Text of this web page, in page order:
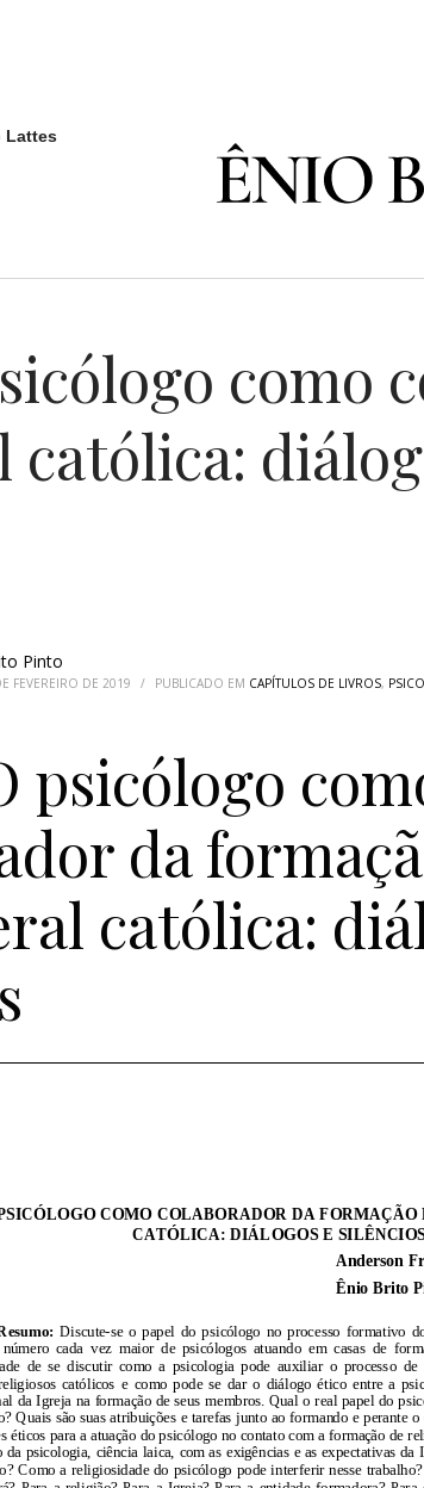
Lattes
como
Pinto
FEVEREIRO DE 2019 / PUBLICADO EM CAPÍTULOS DE LIVROS,
psicólogo
da
católica: